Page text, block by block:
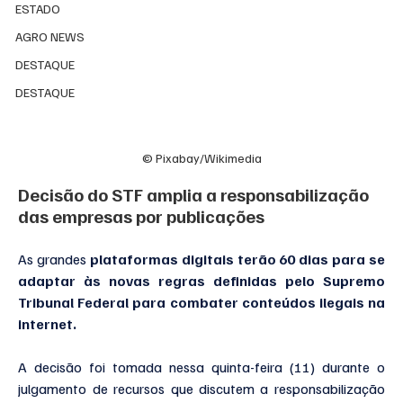
ESTADO
AGRO NEWS
DESTAQUE
DESTAQUE
© Pixabay/Wikimedia
Decisão do STF amplia a responsabilização
das empresas por publicações
As grandes plataformas digitais terão 60 dias para se
adaptar às novas regras definidas pelo Supremo
Tribunal Federal para combater conteúdos ilegais na
internet.
A decisão foi tomada nessa quinta-feira (11) durante o
julgamento de recursos que discutem a responsabilização